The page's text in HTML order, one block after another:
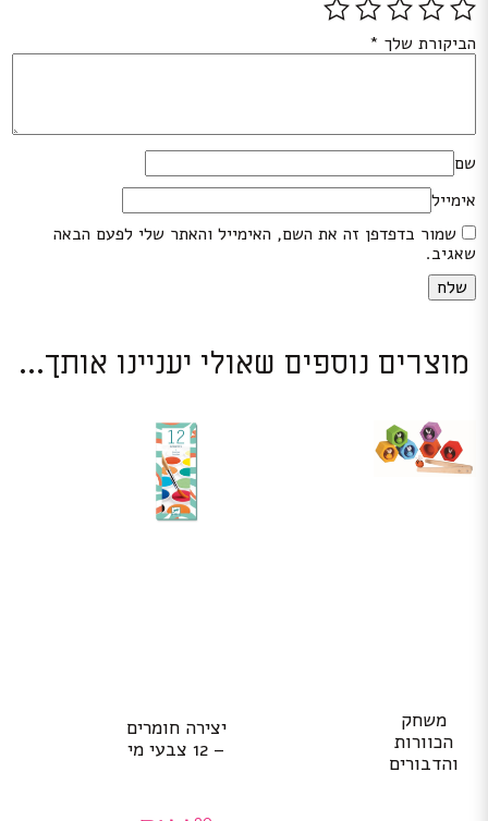
הביקורת שלך *
שם
אימייל
שמור בדפדפן זה את השם, האימייל והאתר שלי לפעם הבאה
שאגיב.
מוצרים נוספים שאולי יעניינו אותך...
משחק
הכוורות
והדבורים
יצירה חומרים
– 12 צבעי מי